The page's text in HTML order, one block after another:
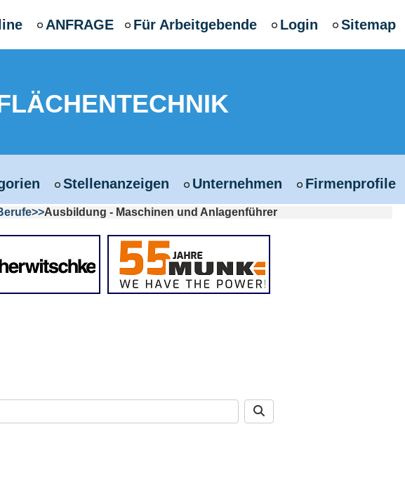
ANFRAGE Für Arbeitgebende Login Sitemap
Stellenanzeigen Unternehmen Firmenprofile
Ausbildung - Maschinen und Anlagenführer